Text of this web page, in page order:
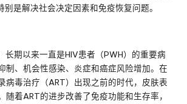
别是解决社会决定因素和免疫恢复问题。
长期以来一直是HIV患者（PWH）的重要病
制、机会性感染、炎症和癌症风险增加。在
病毒治疗（ART）出现之前的时代，皮肤表
随着ART的进步改善了免疫功能和生存率，